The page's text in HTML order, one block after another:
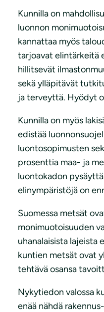
Kunnilla on
luonnon
kannattaa myös
tarjoavat elintärkeitä
hillitsevät
sekä ylläpitävät
ja terveyttä. Hyödyt
Kunnilla on myös
edistää
luontosopimusten
prosenttia maa- ja
luontokadon
elinympäristöjä on
Suomessa metsät
monimuotoisuuden
uhanalaisista lajeista
kuntien metsät ovat
tehtävä osansa
Nykytiedon valossa
enää nähdä